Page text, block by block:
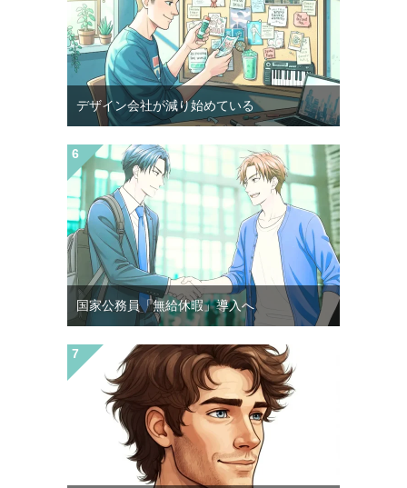
デザイン会社が減り始めている
国家公務員「無給休暇」導入へ